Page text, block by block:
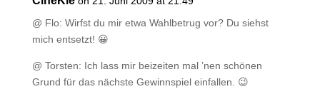
@ Flo: Wirfst du mir etwa Wahlbetrug vor? Du siehst
mich entsetzt! 😀
@ Torsten: Ich lass mir beizeiten mal ’nen schönen
Grund für das nächste Gewinnspiel einfallen. 😉